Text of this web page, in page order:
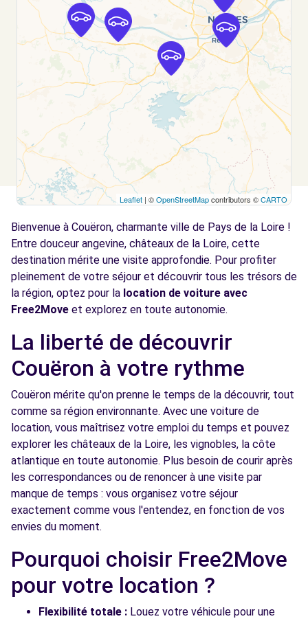
Voir l'agence
Free2Move Rent - SARL GARAGE COLIN -
ROUANS (C)
9.3
km
25 RUE JOSEPH CUGNOT
ROUANS, 44640
Voir l'agence
Free2Move Rent - ROBIN AUTOMOBILES -
ORVAULT (C)
12.3
km
ORVAULT, 44700
Voir l'agence
Free2Move Rent - GARAGE SAINT FELIX -
13 RUE DE L'OUCHE DE VERSAILLES
Free2Move Rent - CIBEMA RICHARD -
REZE (C)
13.3
km
9 AVENUE VICTOR FORTUN
REZE, 44400
Voir l'agence
Leaflet | ©OpenStreetMapcontributors ©CARTO
Bienvenue à Couëron, charmante ville de Pays de la Loire !
Entre douceur angevine, châteaux de la Loire, cette
destination mérite une visite approfondie. Pour profiter
pleinement de votre séjour et découvrir tous les trésors de
la région, optez pour la location de voiture avec
Free2Move et explorez en toute autonomie.
La liberté de découvrir
Couëron à votre rythme
Couëron mérite qu'on prenne le temps de la découvrir, tout
comme sa région environnante. Avec une voiture de
location, vous maîtrisez votre emploi du temps et pouvez
explorer les châteaux de la Loire, les vignobles, la côte
atlantique en toute autonomie. Plus besoin de courir après
les correspondances ou de renoncer à une visite par
manque de temps : vous organisez votre séjour
exactement comme vous l'entendez, en fonction de vos
envies du moment.
Pourquoi choisir Free2Move
pour votre location ?
Flexibilité totale : Louez votre véhicule pour une